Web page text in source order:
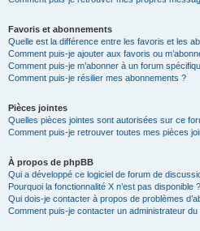
Favoris et abonnements
Quelle est la différence entre les favoris et les
Comment puis-je ajouter aux favoris ou
Comment puis-je m’abonner à un forum
Comment puis-je résilier mes abonnements ?
Pièces jointes
Quelles pièces jointes sont autorisées sur ce
Comment puis-je retrouver toutes mes pièces
À propos de phpBB
Qui a développé ce logiciel de forum de
Pourquoi la fonctionnalité X n’est pas disponible ?
Qui dois-je contacter à propos de problèmes
Comment puis-je contacter un administrateur du